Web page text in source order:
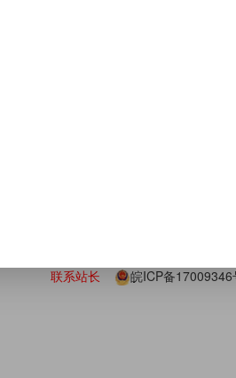
代表本站立场!内容的真实性、准确性和
联系站长
皖ICP备17009346